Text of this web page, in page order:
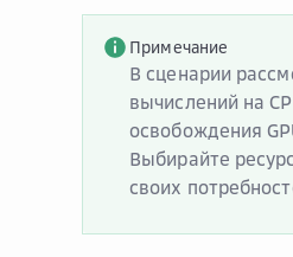
Примечание
В сценарии
вычислений на
освобождения
Выбирайте
своих